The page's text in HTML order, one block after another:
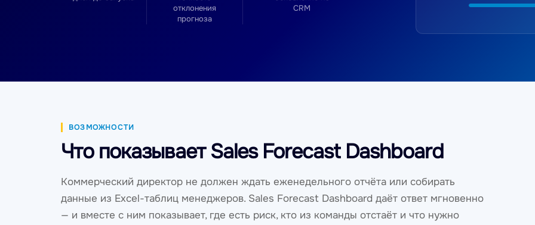
отклонения
прогноза
CRM
ВОЗМОЖНОСТИ
Что показывает Sales Forecast Dashboard
Коммерческий директор не должен ждать еженедельного отчёта или собирать
данные из Excel-таблиц менеджеров. Sales Forecast Dashboard даёт ответ мгновенно
— и вместе с ним показывает, где есть риск, кто из команды отстаёт и что нужно